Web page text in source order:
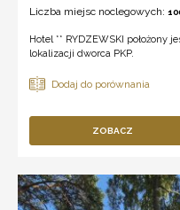
Liczba miejsc noclegowych:
Hotel ** RYDZEWSKI położony
lokalizacji dworca PKP.
ZOBACZ